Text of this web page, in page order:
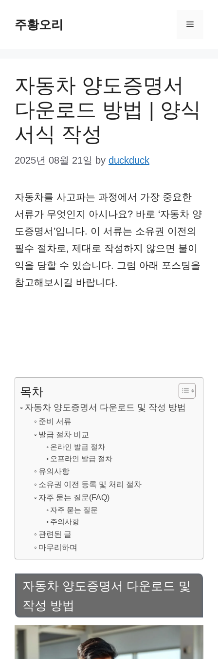
주황오리 Menu
자동차 양도증명서
다운로드 방법 | 양식
서식 작성
2025년 08월 21일 by duckduck
자동차를 사고파는 과정에서 가장 중요한
서류가 무엇인지 아시나요? 바로 ‘자동차 양
도증명서’입니다. 이 서류는 소유권 이전의
필수 절차로, 제대로 작성하지 않으면 불이
익을 당할 수 있습니다. 그럼 아래 포스팅을
참고해보시길 바랍니다.
목차
자동차 양도증명서 다운로드 및 작성 방법
준비 서류
발급 절차 비교
온라인 발급 절차
오프라인 발급 절차
유의사항
소유권 이전 등록 및 처리 절차
자주 묻는 질문(FAQ)
자주 묻는 질문
주의사항
관련된 글
마무리하며
자동차 양도증명서 다운로드 및
작성 방법